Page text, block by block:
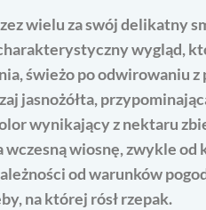
wielu za swój delikatny
wygląd,
świeżo po odwirowaniu
jasnożółta,
wynikający z nektaru
wiosnę, zwykle
od warunków
na której rósł rzepak.